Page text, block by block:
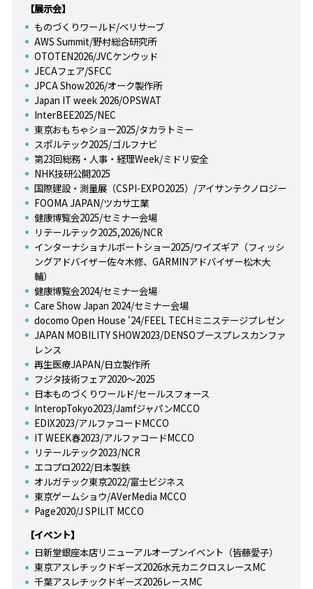
【展示会】
ものづくりワールド/ベリサーブ
AWS Summit/野村総合研究所
OTOTEN2026/JVCケンウッド
JECAフェア/SFCC
JPCA Show2026/オーク製作所
Japan IT week 2026/OPSWAT
InterBEE2025/NEC
東京おもちゃショー2025/タカラトミー
スポルテック2025/ゴルフナビ
第23回総務・人事・経理Week/ミドリ安全
NHK技研公開2025
国際建設・測量展（CSPI-EXPO2025）/アイサンテクノロジー
FOOMA JAPAN/ツカサ工業
健康博覧会2025/セミナー会場
リテールテック2025,2026/NCR
インターナショナルボートショー2025/ワイズギア（フィッシ
ングアドバイザー佐々木修、GARMINアドバイザー松木大
輔）
健康博覧会2024/セミナー会場
Care Show Japan 2024/セミナー会場
docomo Open House '24/FEEL TECHミニステージプレゼン
JAPAN MOBILITY SHOW2023/DENSOブースプレスカンファ
レンス
再生医療JAPAN/日立製作所
フジタ技術フェア2020～2025
日本ものづくりワールド/セールスフォース
InteropTokyo2023/JamfジャパンMCCO
EDIX2023/アルファコードMCCO
IT WEEK春2023/アルファコードMCCO
リテールテック2023/NCR
エコプロ2022/日本製鉄
オルガテック東京2022/富士ビジネス
東京ゲームショウ/AVerMedia MCCO
Page2020/J SPILIT MCCO
【イベント】
日新堂銀座本店リニューアルオープンイベント（皆藤愛子）
東京アスレチックドギーズ2026水元カニクロスレースMC
千葉アスレチックドギーズ2026レースMC